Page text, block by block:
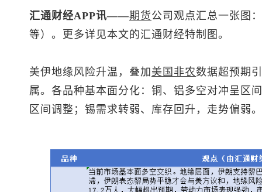
汇通财经APP讯——期货公司观点汇总一张图
等）。更多详见本文的汇通财经特制图。
美伊地缘风险升温，叠加 美国 非农数据超预期
属。各品种基本面分化：铜、铝多空对冲呈区
区间调整；锡需求转弱、库存回升，走势偏弱。